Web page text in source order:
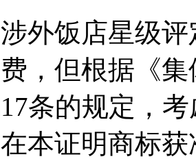
外饭店星级
，但根据《
条的规定，
本证明商标